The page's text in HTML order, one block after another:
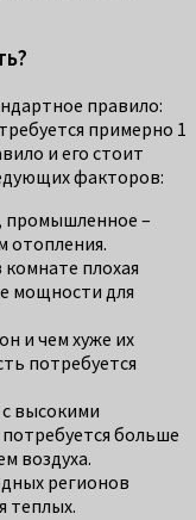
правило:
примерно 1
и его стоит
факторов:
промышленное –
отопления.
плохая
мощности для
и чем хуже их
потребуется
высокими
больше
воздуха.
регионов
теплых.